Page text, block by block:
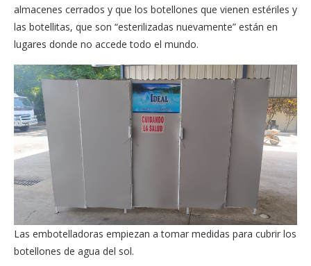
almacenes cerrados y que los botellones que vienen estériles y
las botellitas, que son “esterilizadas nuevamente” están en
lugares donde no accede todo el mundo.
Las embotelladoras empiezan a tomar medidas para cubrir los
botellones de agua del sol.